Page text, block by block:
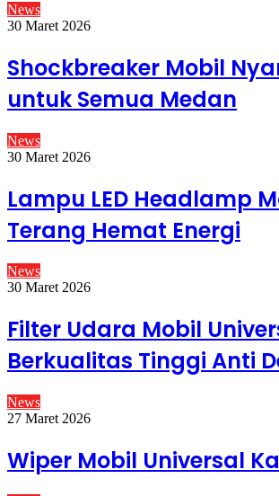
News
30 Maret 2026
Shockbreaker Mobil
untuk Semua Medan
News
30 Maret 2026
Lampu LED Headlamp
Terang Hemat Energi
News
30 Maret 2026
Filter Udara Mobil
Berkualitas Tinggi Anti
News
27 Maret 2026
Wiper Mobil Universal